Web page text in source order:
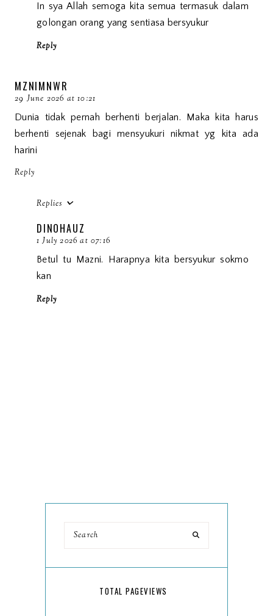
In sya Allah semoga kita semua termasuk dalam
golongan orang yang sentiasa bersyukur
Reply
MZNIMNWR
29 June 2026 at 10:21
Dunia tidak pernah berhenti berjalan. Maka kita harus
berhenti sejenak bagi mensyukuri nikmat yg kita ada
harini
Reply
Replies
DINOHAUZ
1 July 2026 at 07:16
Betul tu Mazni. Harapnya kita bersyukur sokmo
kan
Reply
TOTAL PAGEVIEWS